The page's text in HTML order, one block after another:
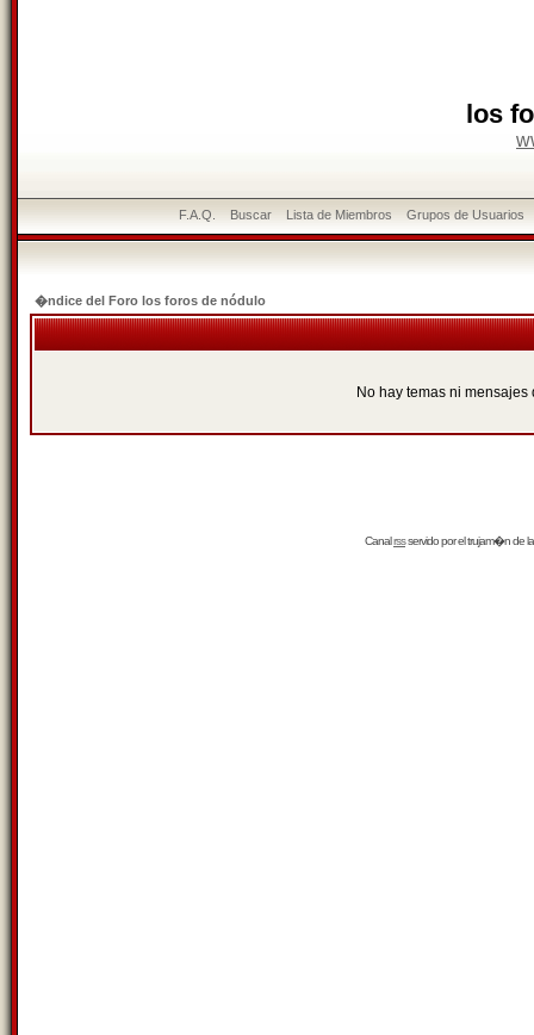
los
F.A.Q. Buscar Lista de Miembros Grupos de Usuarios
�ndice del Foro los foros de nódulo
No hay temas ni
Canalrssservido por eltrujam�nde